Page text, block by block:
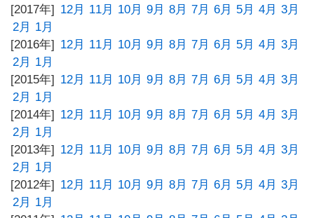
[2017年]
12月 11月 10月 9月 8月 7月 6月 5月 4月 3月
2月
1月
[2016年]
12月 11月 10月 9月 8月 7月 6月 5月 4月 3月
2月
1月
[2015年]
12月 11月 10月 9月 8月 7月 6月 5月 4月 3月
2月
1月
[2014年]
12月 11月 10月 9月 8月 7月 6月 5月 4月 3月
2月
1月
[2013年]
12月 11月 10月 9月 8月 7月 6月 5月 4月 3月
2月
1月
[2012年]
12月 11月 10月 9月 8月 7月 6月 5月 4月 3月
2月
1月